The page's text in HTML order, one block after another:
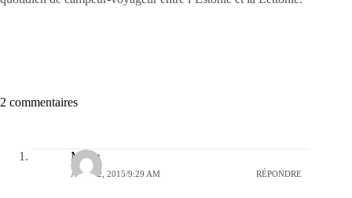
2 commentaires
Marie
AOÛT 2, 2015/9:29 AM RÉPONDRE